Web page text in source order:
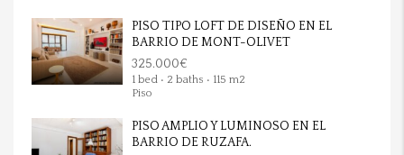
PISO TIPO LOFT DE DISEÑO EN EL
BARRIO DE MONT-OLIVET
325.000€
1 bed • 2 baths • 115 m2
Piso
PISO AMPLIO Y LUMINOSO EN EL
BARRIO DE RUZAFA.